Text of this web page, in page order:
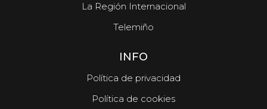
La Región Internacional
Telemiño
INFO
Política de privacidad
Política de cookies